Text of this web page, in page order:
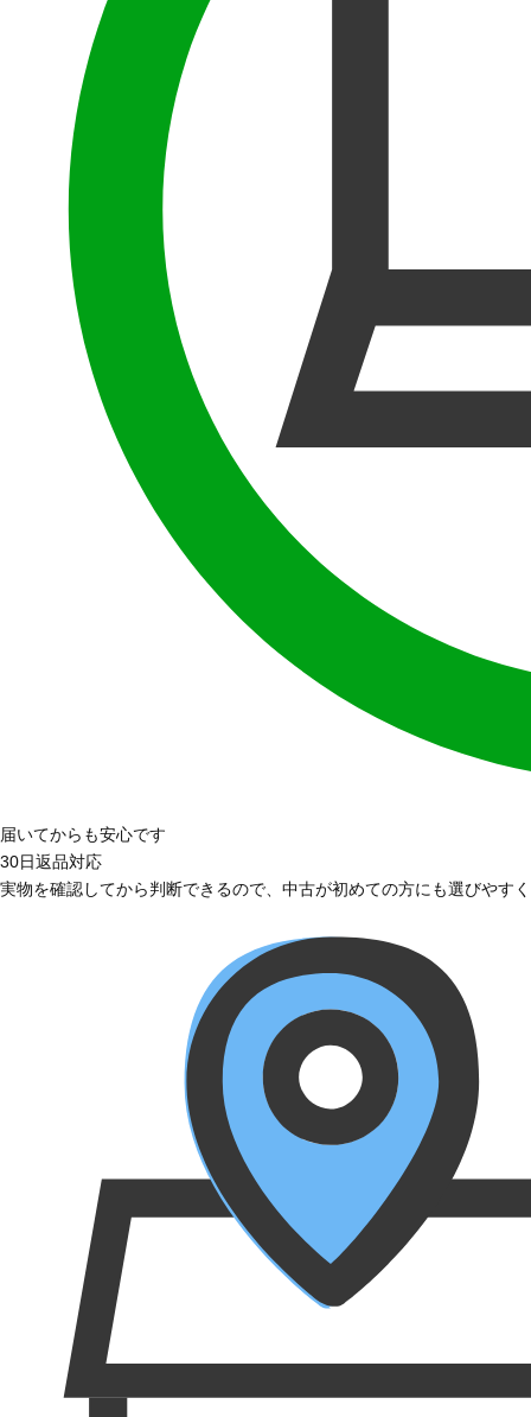
届いてからも安心です
30日返品対応
実物を確認してから判断できるので、中古が初めての方にも選びやす